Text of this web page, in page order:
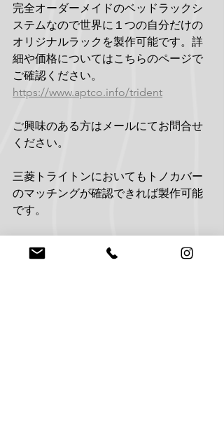
完全オーダーメイドのベッドラックシ
ステムなので世界に１つの自分だけの
オリジナルラックを製作可能です。詳
細や価格についてはこちらのページで
ご確認ください。
https://www.aptco.info/trident
ご興味のある方はメールにてお問合せ
ください。
三菱トライトンにおいてもトノカバー
のマッチングが確認できれば製作可能
です。